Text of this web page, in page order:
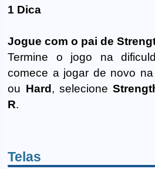
1 Dica
Jogue com o pai de
Termine o jogo na
comece a jogar de novo na
ou Hard , selecione
R.
Telas